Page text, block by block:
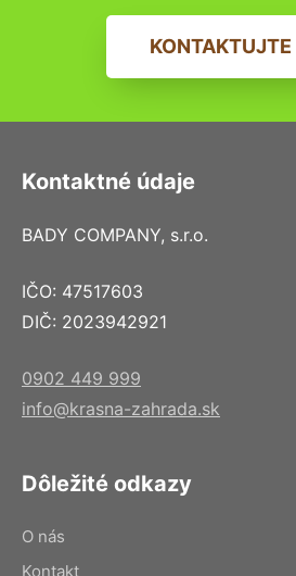
KONTAKTUJTE
Kontaktné údaje
BADY COMPANY, s.r.o.
IČO: 47517603
DIČ: 2023942921
0902 449 999
info@krasna-zahrada.sk
Dôležité odkazy
O nás
Kontakt